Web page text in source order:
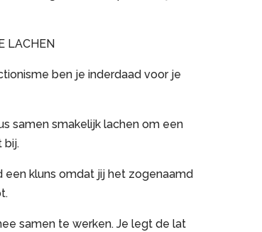
LACHEN
ben je inderdaad voor je
samen smakelijk lachen om een
bij.
een kluns omdat jij het zogenaamd
samen te werken. Je legt de lat